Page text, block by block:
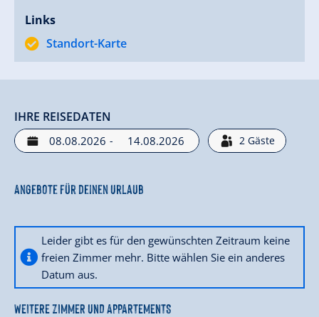
Links
Standort-Karte
IHRE REISEDATEN
- 2 Gäste
Angebote für deinen Urlaub
Leider gibt es für den gewünschten Zeitraum keine
freien Zimmer mehr. Bitte wählen Sie ein anderes
Datum aus.
WEITERE ZIMMER UND APPARTEMENTS